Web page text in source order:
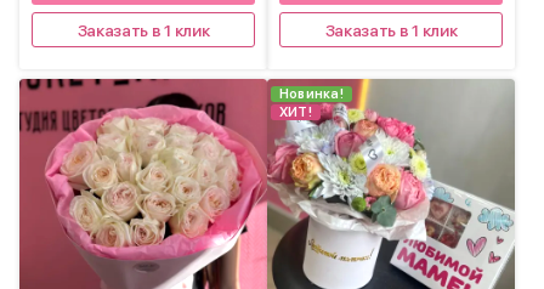
Заказать в 1 клик Заказать в 1 клик
Новинка!
ХИТ!